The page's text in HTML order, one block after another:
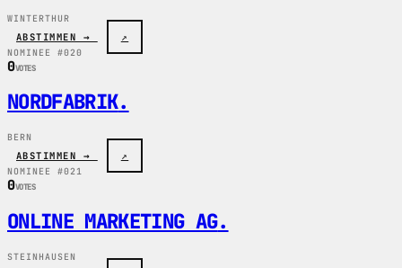
WINTERTHUR
ABSTIMMEN → ↗
NOMINEE #020
0VOTES
NORDFABRIK.
BERN
ABSTIMMEN → ↗
NOMINEE #021
0VOTES
ONLINE MARKETING AG.
STEINHAUSEN